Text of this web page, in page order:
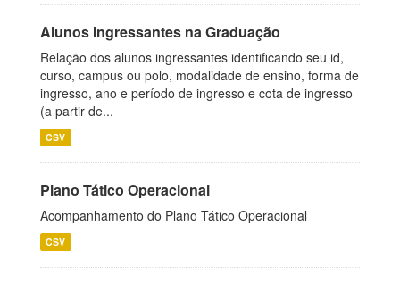
Alunos Ingressantes na Graduação
Relação dos alunos ingressantes identificando seu id,
curso, campus ou polo, modalidade de ensino, forma de
ingresso, ano e período de ingresso e cota de ingresso
(a partir de...
CSV
Plano Tático Operacional
Acompanhamento do Plano Tático Operacional
CSV